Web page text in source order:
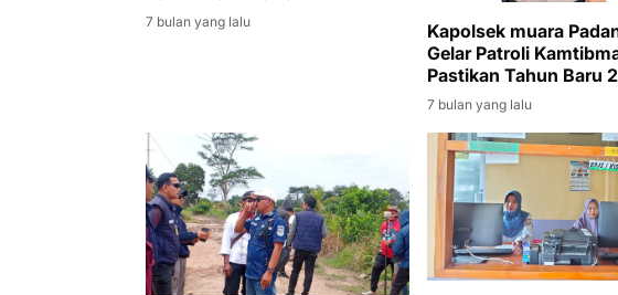
7 bulan yang lalu
Kapolsek muara
Gelar Patroli
Pastikan Tahun Baru
Aman dan Kondusif
7 bulan yang lalu